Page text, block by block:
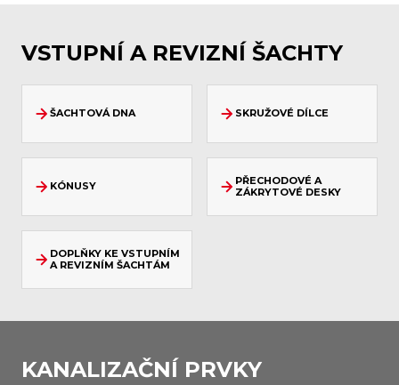
VSTUPNÍ A REVIZNÍ ŠACHTY
ŠACHTOVÁ DNA SKRUŽOVÉ DÍLCE
KÓNUSY
PŘECHODOVÉ A
ZÁKRYTOVÉ DESKY
DOPLŇKY KE VSTUPNÍM
A REVIZNÍM ŠACHTÁM
KANALIZAČNÍ PRVKY